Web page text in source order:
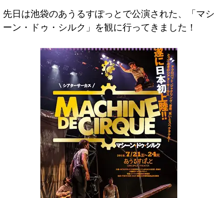
先日は池袋のあうるすぽっとで公演された、「マシ
ーン・ドゥ・シルク」を観に行ってきました！